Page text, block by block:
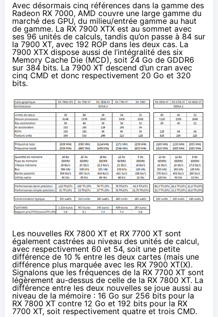
Avec désormais cinq références dans la gamme des
Radeon RX 7000, AMD couvre une large gamme du
marché des GPU, du milieu/entrée gamme au haut
de gamme. La RX 7900 XTX est au sommet avec
ses 96 unités de calculs, tandis qu’on passe à 84 sur
la 7900 XT, avec 192 ROP dans les deux cas. La
7900 XTX dispose aussi de l’intégralité des six
Memory Cache Die (MCD), soit 24 Go de GDDR6
sur 384 bits. La 7900 XT descend d’un cran avec
cinq CMD et donc respectivement 20 Go et 320
bits.
Les nouvelles RX 7800 XT et RX 7700 XT sont
également castrées au niveau des unités de calcul,
avec respectivement 60 et 54, soit une petite
différence de 10 % entre les deux cartes (mais une
différence plus marquée avec les RX 7900 XT(X).
Signalons que les fréquences de la RX 7700 XT sont
légèrement au-dessus de celle de la RX 7800 XT. La
différence entre les deux nouvelles se joue aussi au
niveau de la mémoire : 16 Go sur 256 bits pour la
RX 7800 XT contre 12 Go et 192 bits pour la RX
7700 XT, soit respectivement quatre et trois CMD.